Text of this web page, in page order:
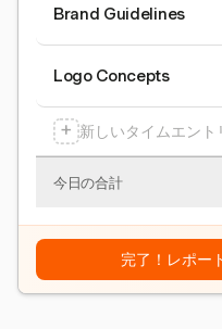
Brand Guidelines
Logo Concepts
+ 新しいタイムエント
今日の合計
完了！レポー